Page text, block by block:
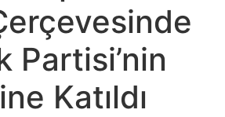
Partisi’nin
Katıldı